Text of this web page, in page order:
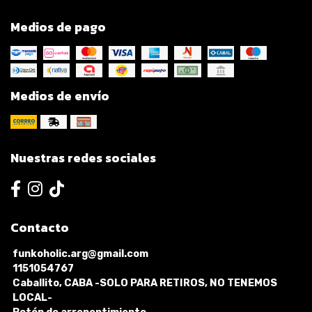
Medios de pago
Medios de envío
Nuestras redes sociales
Contacto
funkoholic.arg@gmail.com
1151054767
Caballito, CABA -SOLO PARA RETIROS, NO TENEMOS
LOCAL-